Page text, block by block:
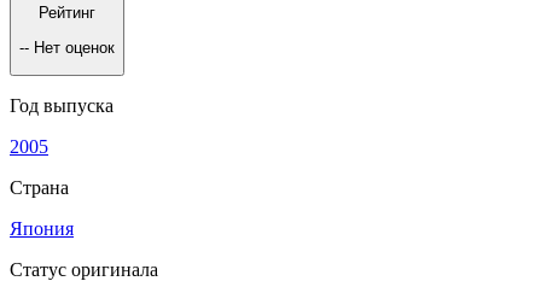
Рейтинг
-- Нет оценок
Год выпуска
2005
Страна
Япония
Статус оригинала